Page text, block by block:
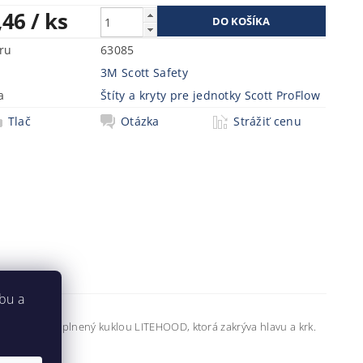
/ ks
63085
3M Scott Safety
Štíty a kryty pre jednotky Scott ProFlow
Tlač
Otázka Strážiť cenu
Štít je doplnený kuklou LITEHOOD, ktorá zakrýva hlavu a krk.
a